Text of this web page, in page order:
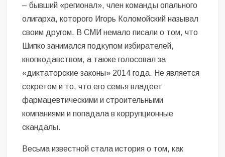
– бывший «регионал», член команды опального
олигарха, которого Игорь Коломойский называл
своим другом. В СМИ немало писали о том, что
Шипко занимался подкупом избирателей,
кнопкодавством, а также голосовал за
«диктаторские законы» 2014 года. Не является
секретом и то, что его семья владеет
фармацевтическими и строительными
компаниями и попадала в коррупционные
скандалы.
Весьма известной стала история о том, как